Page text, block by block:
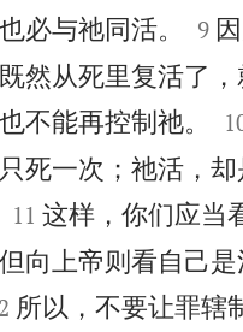
必与祂同活。


9
然从死里复活了
不能再控制祂。

死一次；祂活，


11 这样，你们应当
向上帝则看自己
所以，不要让罪辖